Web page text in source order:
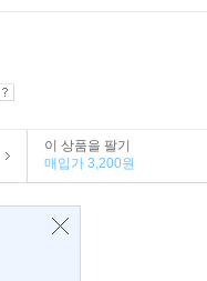
이 상품을 팔기
매입가 3,200원